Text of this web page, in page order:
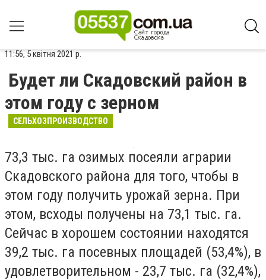
11:56, 5 квітня 2021 р.
Будет ли Скадовский район в
этом году с зерном
СЕЛЬХОЗПРОИЗВОДСТВО
73,3 тыс. га озимых посеяли аграрии
Скадовского района для того, чтобы в
этом году получить урожай зерна. При
этом, всходы получены на 73,1 тыс. га.
Сейчас в хорошем состоянии находятся
39,2 тыс. га посевных площадей (53,4%), в
удовлетворительном - 23,7 тыс. га (32,4%),